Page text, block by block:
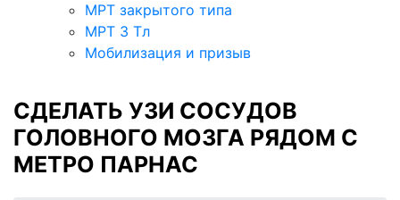
МРТ закрытого типа
МРТ 3 Тл
Мобилизация и призыв
СДЕЛАТЬ УЗИ СОСУДОВ
ГОЛОВНОГО МОЗГА РЯДОМ С
МЕТРО ПАРНАС